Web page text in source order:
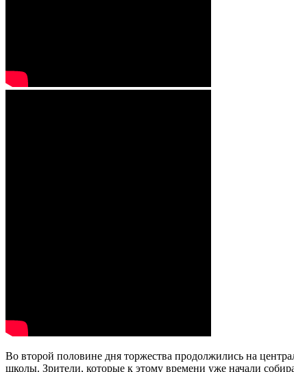
Во второй половине дня торжества продолжились на
школы. Зрители, которые к этому времени уже начали